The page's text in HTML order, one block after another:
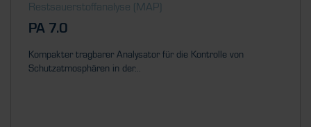
Restsauerstoff­analyse (MAP)
PA 7.0
Kompakter tragbarer Analysator für die Kontrolle von
Schutzatmosphären in der...